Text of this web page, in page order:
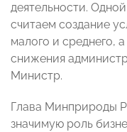
деятельности.
считаем создание
малого и среднего,
снижения
Министр.
Глава Минприроды
значимую роль